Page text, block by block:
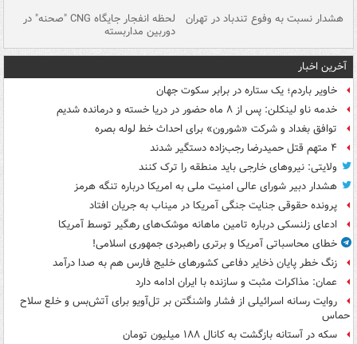
هشدار نسبت به وفوع تندباد در تهران لحظه انفجار جایگاه CNG "صحنه" در
دوربین مداربسته
آخرین اخبار
خاویر باردم؛ یک ستاره در برابر سکوت جهان
خدمه ناو لینکلن: پس از ۸ ماه حضور در دریا خسته و درمانده‌ شدیم
توافق بغداد و شرکت «شورون» برای احداث خط لوله بصره
۴ متهم قتل حمیدرضا رجب‌زاده دستگیر شدند
ولایتی: نیروهای خارجی باید منطقه را ترک کنند
هشدار دبیر شورای عالی امنیت ملی به امریکا درباره تنگه هرمز
پرونده حقوقی جنایت جنگی آمریکا در میناب به جریان افتاد
ادعای زلنسکی درباره تامین ماهانه موشک‌های رهگیر توسط آمریکا
خطای محاسباتی آمریکا و برتری راهبردی جمهوری اسلامی!
زنگ خطر پایان ذخایر دفاعی کشورهای خلیج فارس هم به صدا درآمد
عمان: مذاکرات مثبت و سازنده با ایران ادامه دارد
روایت رسانه اسرائیلی از فشار واشنگتن بر تل‌آویو برای آتش‌بس و خلع سلاح
حماس
سکه در آستانه بازگشت به کانال ۱۸۸ میلیون تومان